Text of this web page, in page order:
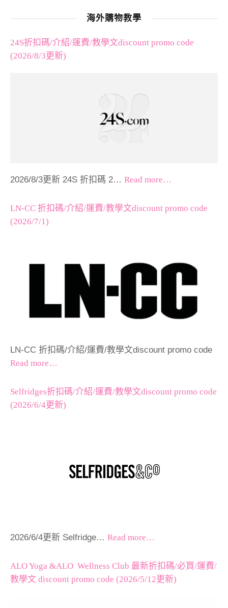
海外購物教學
24S折扣碼/介紹/運費/教學文discount promo code
(2026/8/3更新)
2026/8/3更新 24S 折扣碼 2… Read more…
LN-CC 折扣碼/介紹/運費/教學文discount promo code
(2026/7/1)
LN-CC 折扣碼/介紹/運費/教學文discount promo code
Read more…
Selfridges折扣碼/介紹/運費/教學文discount promo code
(2026/6/4更新)
2026/6/4更新 Selfridge… Read more…
ALO Yoga &ALO Wellness Club 最新折扣碼/必買/運費/
教學文 discount promo code (2026/5/12更新)